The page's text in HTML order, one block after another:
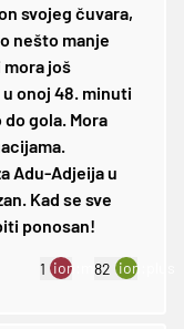
svojeg čuvara,
nešto manje
još
onoj 48. minuti
gola. Mora
Adu-Adjeija u
Kad se sve
ponosan!
1 ion:minus
82 ion:plus